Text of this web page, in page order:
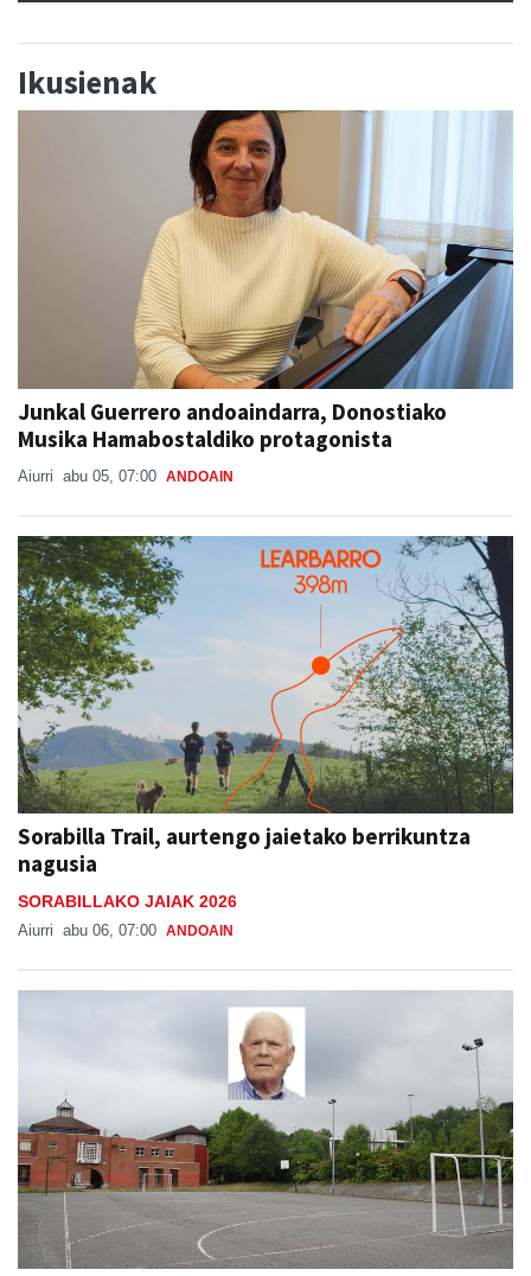
Ikusienak
Junkal Guerrero andoaindarra, Donostiako
Musika Hamabostaldiko protagonista
Aiurri abu 05, 07:00 ANDOAIN
Sorabilla Trail, aurtengo jaietako berrikuntza
nagusia
SORABILLAKO JAIAK 2026
Aiurri abu 06, 07:00 ANDOAIN